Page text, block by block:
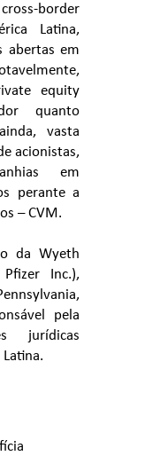
border
Latina,
abertas em
equity
quanto
vasta
acionistas,
em
perante a
– CVM.
da Wyeth
Inc.),
pela
jurídicas